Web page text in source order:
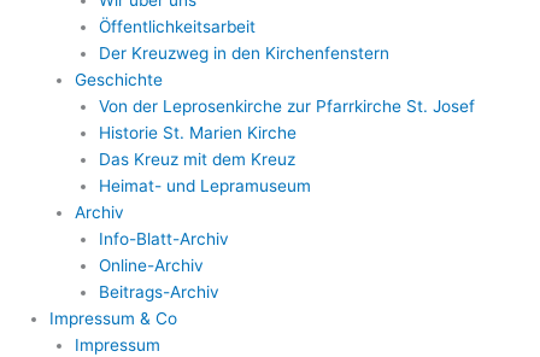
Öffentlichkeitsarbeit
Der Kreuzweg in den Kirchenfenstern
Geschichte
Von der Leprosenkirche zur Pfarrkirche St. Josef
Historie St. Marien Kirche
Das Kreuz mit dem Kreuz
Heimat- und Lepramuseum
Archiv
Info-Blatt-Archiv
Online-Archiv
Beitrags-Archiv
Impressum & Co
Impressum